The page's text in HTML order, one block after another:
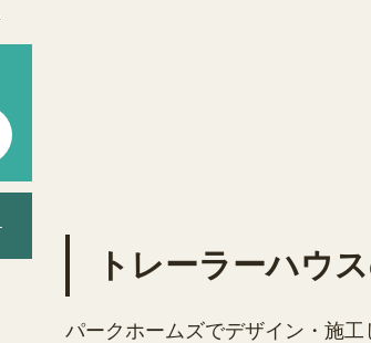
トレーラーハウ
パークホームズでデザイン・施